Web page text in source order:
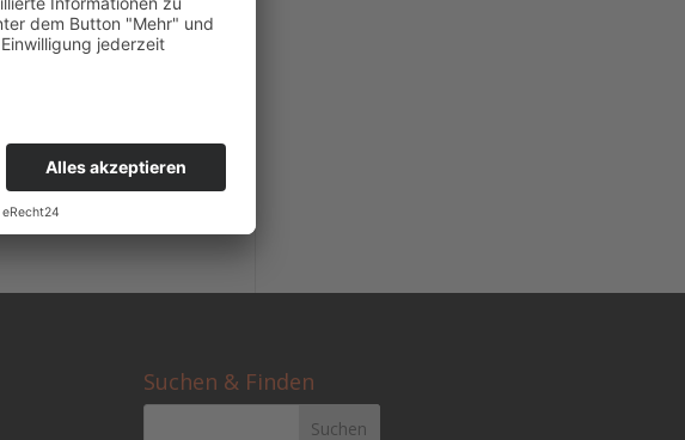
HIMMEL
den
und das war in
Suchen & Finden